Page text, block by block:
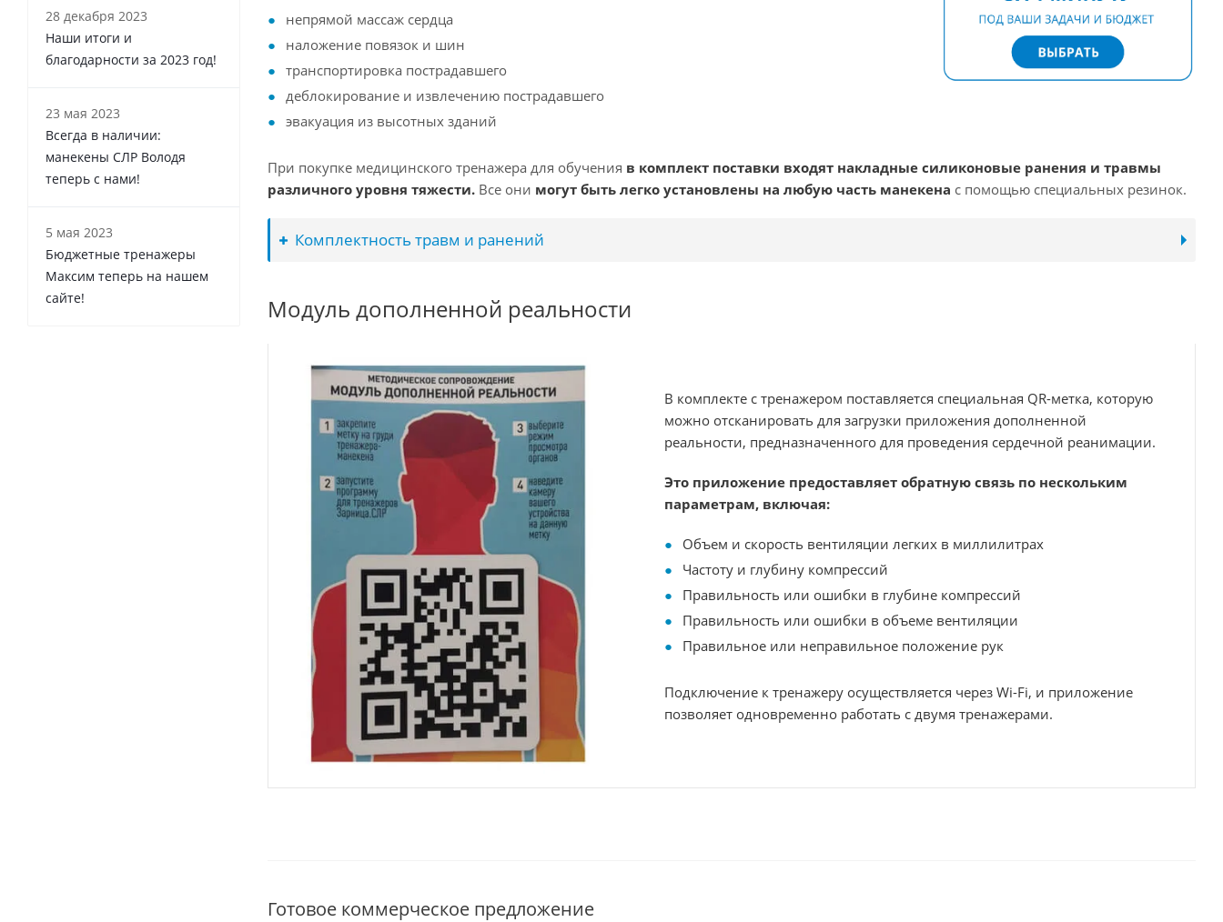
непрямой массаж сердца
наложение повязок и шин
транспортировка пострадавшего
деблокирование и извлечению пострадавшего
эвакуация из высотных зданий
При покупке медицинского тренажера для обучения в комплект поставки входят накладные силиконовые ранения и травмы
различного уровня тяжести. Все они могут быть легко установлены на любую часть манекена с помощью специальных резинок.
Комплектность травм и ранений
Модуль дополненной реальности
В комплекте с тренажером поставляется специальная QR-метка, которую
можно отсканировать для загрузки приложения дополненной
реальности, предназначенного для проведения сердечной реанимации.
Это приложение предоставляет обратную связь по нескольким
параметрам, включая:
Объем и скорость вентиляции легких в миллилитрах
Частоту и глубину компрессий
Правильность или ошибки в глубине компрессий
Правильность или ошибки в объеме вентиляции
Правильное или неправильное положение рук
Подключение к тренажеру осуществляется через Wi-Fi, и приложение
позволяет одновременно работать с двумя тренажерами.
Готовое коммерческое предложение
28 декабря 2023
Наши итоги и
благодарности за 2023 год!
23 мая 2023
Всегда в наличии:
манекены СЛР Володя
теперь с нами!
5 мая 2023
Бюджетные тренажеры
Максим теперь на нашем
сайте!